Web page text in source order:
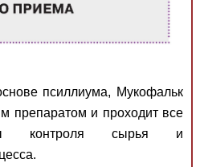
псиллиума, Мукофальк
препаратом и проходит все
контроля сырья и